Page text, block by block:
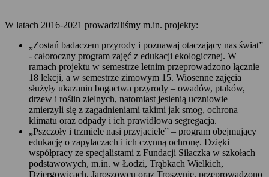
W latach 2016-2021 prowadziliśmy m.in. projekty:
„Zostań badaczem przyrody i poznawaj otaczający nas świat”
- całoroczny program zajęć z edukacji ekologicznej. W
ramach projektu w semestrze letnim przeprowadzono łącznie
18 lekcji, a w semestrze zimowym 15. Wiosenne zajęcia
służyły ukazaniu bogactwa przyrody – owadów, ptaków,
drzew i roślin zielnych, natomiast jesienią uczniowie
zmierzyli się z zagadnieniami takimi jak smog, ochrona
klimatu oraz odpady i ich prawidłowa segregacja.
„Pszczoły i trzmiele nasi przyjaciele” – program obejmujący
edukację o zapylaczach i ich czynną ochronę. Dzięki
współpracy ze specjalistami z Fundacji Siłaczka w szkołach
podstawowych, m.in. w Łodzi, Trąbkach Wielkich,
Dziergowicach, Jaroszowcu oraz Troszynie, przeprowadzono